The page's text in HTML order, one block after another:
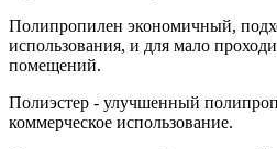
Полипропилен экономичный,
использования, и для мало
помещений.
Полиэстер - улучшенный
коммерческое использование.